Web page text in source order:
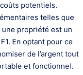
potentiels.
telles que
propriété est un
En optant pour ce
de l’argent tout
et fonctionnel.